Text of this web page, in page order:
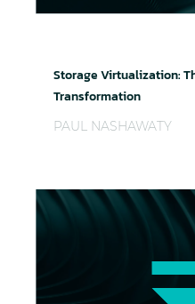
Storage Virtualization:
Transformation
PAUL NASHAWATY